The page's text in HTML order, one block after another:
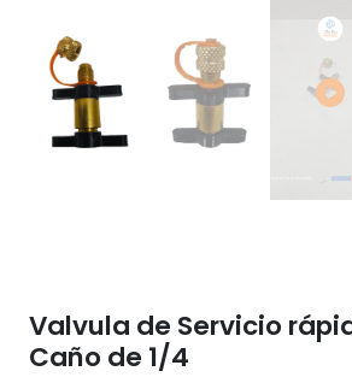
Valvula de Servicio
Caño de 1/4